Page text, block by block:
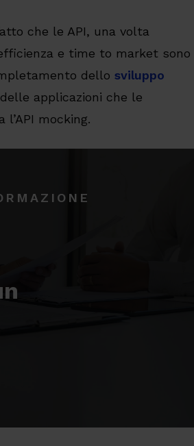
che le API, una volta
e time to market sono
dellosviluppo
applicazioni che le
mocking.